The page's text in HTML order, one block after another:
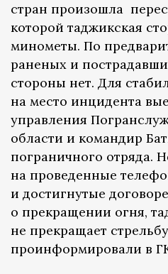
стран произошла
которой таджикская
минометы. По
раненых и
стороны нет. Для
на место инцидента
управления
области и командир
пограничного отряда.
на проведенные
и достигнутые
о прекращении огня,
не прекращает
проинформировали в